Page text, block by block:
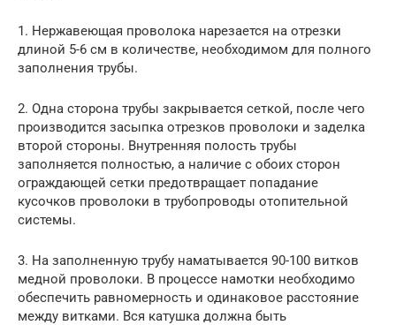
1. Нержавеющая проволока нарезается на отрезки
длиной 5-6 см в количестве, необходимом для полного
заполнения трубы.
2. Одна сторона трубы закрывается сеткой, после чего
производится засыпка отрезков проволоки и заделка
второй стороны. Внутренняя полость трубы
заполняется полностью, а наличие с обоих сторон
ограждающей сетки предотвращает попадание
кусочков проволоки в трубопроводы отопительной
системы.
3. На заполненную трубу наматывается 90-100 витков
медной проволоки. В процессе намотки необходимо
обеспечить равномерность и одинаковое расстояние
между витками. Вся катушка должна быть